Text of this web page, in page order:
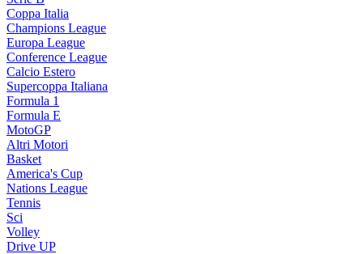
Coppa Italia
Champions League
Europa League
Conference League
Calcio Estero
Supercoppa Italiana
Formula 1
Formula E
MotoGP
Altri Motori
Basket
America's Cup
Nations League
Tennis
Sci
Volley
Drive UP